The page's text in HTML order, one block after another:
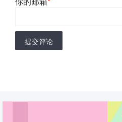
提交评论